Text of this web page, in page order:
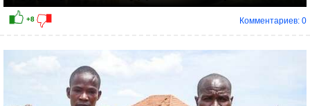
Комментариев: 0